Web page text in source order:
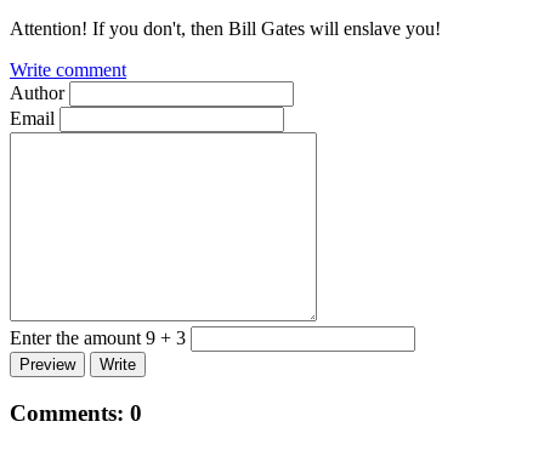
Attention! If you don't, then Bill Gates will enslave you!
Write comment
Author
Email
Enter the amount 9 + 3
Comments: 0